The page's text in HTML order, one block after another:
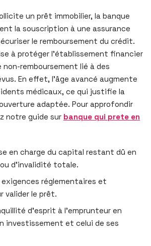
un prêt immobilier, la banque
la souscription à une assurance
le remboursement du crédit.
à protéger l’établissement financier
remboursement lié à des
En effet, l’âge avancé augmente
médicaux, ce qui justifie la
adaptée. Pour approfondir
notre guide sur banque qui prete en
en charge du capital restant dû en
d’invalidité totale.
exigences réglementaires et
valider le prêt.
d’esprit à l’emprunteur en
investissement et celui de ses